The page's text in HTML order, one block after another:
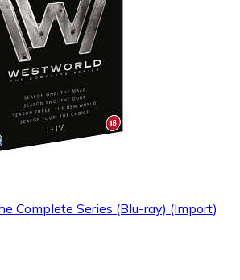
Complete Series (Blu-ray) (Import)